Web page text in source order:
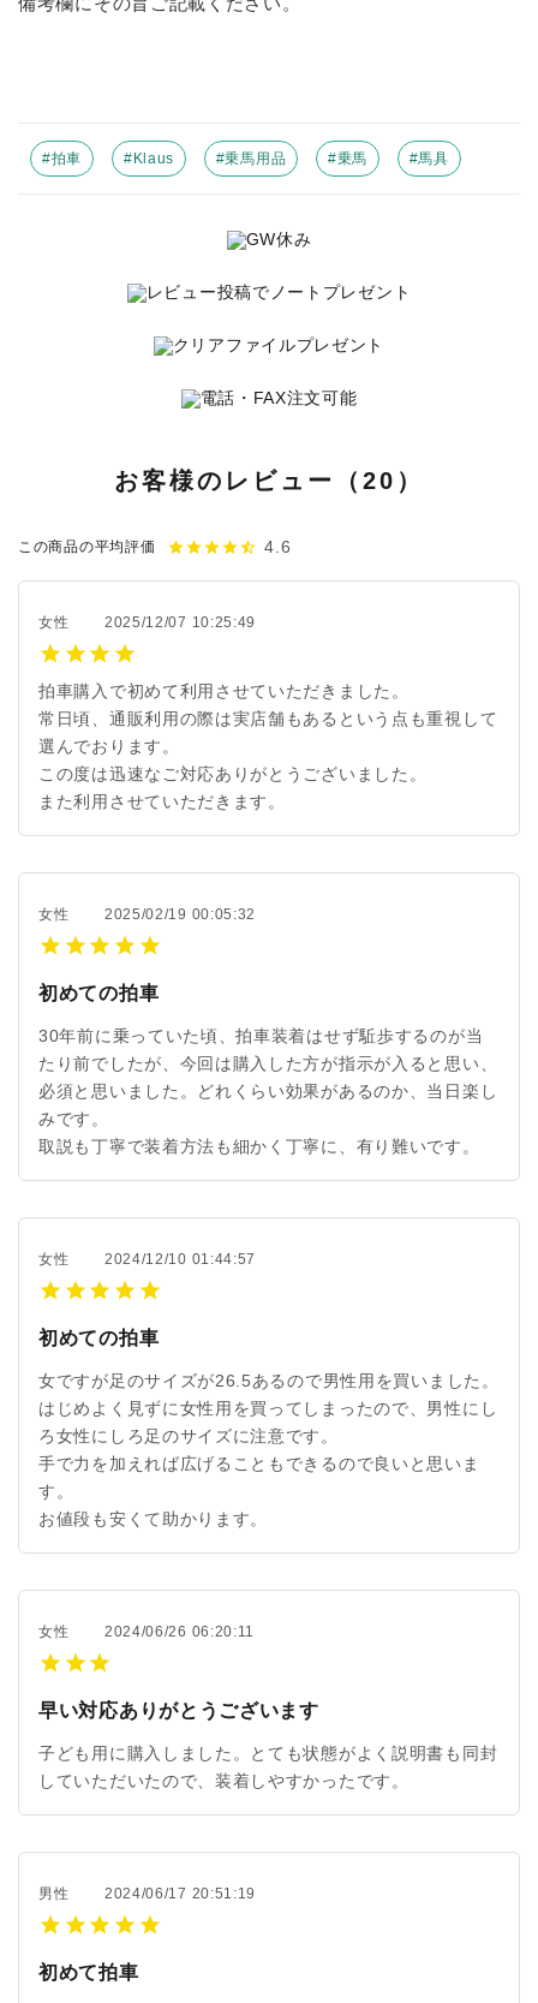
#拍車 #Klaus #乗馬用品 #乗馬 #馬具
お客様のレビュー（20）
この商品の平均評価 starstarstarstarstar_half 4.6
女性 2025/12/07 10:25:49
拍車購入で初めて利用させていただきました。
常日頃、通販利用の際は実店舗もあるという点も重視して
選んでおります。
この度は迅速なご対応ありがとうございました。
また利用させていただきます。
女性 2025/02/19 00:05:32
初めての拍車
30年前に乗っていた頃、拍車装着はせず駈歩するのが当
たり前でしたが、今回は購入した方が指示が入ると思い、
必須と思いました。どれくらい効果があるのか、当日楽し
みです。
取説も丁寧で装着方法も細かく丁寧に、有り難いです。
女性 2024/12/10 01:44:57
初めての拍車
女ですが足のサイズが26.5あるので男性用を買いました。
はじめよく見ずに女性用を買ってしまったので、男性にし
ろ女性にしろ足のサイズに注意です。
手で力を加えれば広げることもできるので良いと思いま
す。
お値段も安くて助かります。
女性 2024/06/26 06:20:11
早い対応ありがとうございます
子ども用に購入しました。とても状態がよく説明書も同封
していただいたので、装着しやすかったです。
男性 2024/06/17 20:51:19
初めて拍車